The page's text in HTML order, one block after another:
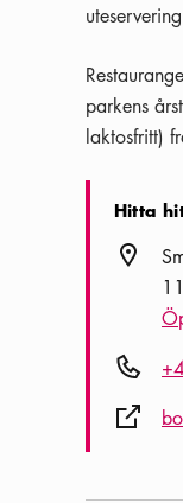
parkens
laktosfritt)
Hitta
Plats
Telefon
Extern